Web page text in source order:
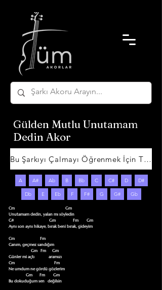
Gülden Mutlu Unutamam
Dedin Akor
Bu Şarkıyı Çalmayı Öğrenmek İçin Tıklayın
A A# Ab B Bb C C# D D#
Db E Eb F F# G G# Gb
Cm                                                  Gm
Unutamam dedin, yalan mı söyledin
G#                                   Gm                 Fm        Gm
Aynı son aynı hikaye, bırak beni bırak, gideyim
Cm                         Fm
Canım, geçmez sandığım
Günler mi açtı              aramızı
Cm                                       Fm
Ne umdum ne gördü gözlerim
Bu dokuduğum sen   değilsin